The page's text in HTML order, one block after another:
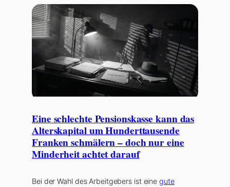
Eine schlechte Pensionskasse kann das
Alterskapital um Hunderttausende
Franken schmälern – doch nur eine
Minderheit achtet darauf
Bei der Wahl des Arbeitgebers ist einegute